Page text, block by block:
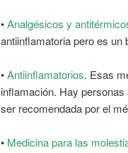
•Analgésicos y
antiinflamatoria pero es un
•Antiinflamatorios. Esas
inflamación. Hay
ser recomendada por el
• Medicina para las